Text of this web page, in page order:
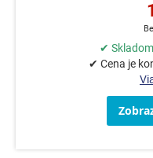
✔
✔ Cena je